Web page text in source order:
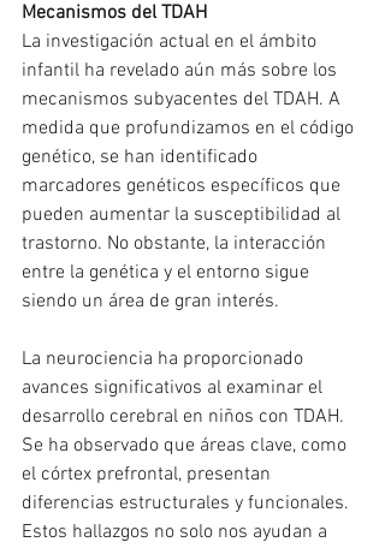
Mecanismos del TDAH
La investigación actual en el ámbito
infantil ha revelado aún más sobre los
mecanismos subyacentes del TDAH. A
medida que profundizamos en el código
genético, se han identificado
marcadores genéticos específicos que
pueden aumentar la susceptibilidad al
trastorno. No obstante, la interacción
entre la genética y el entorno sigue
siendo un área de gran interés.
La neurociencia ha proporcionado
avances significativos al examinar el
desarrollo cerebral en niños con TDAH.
Se ha observado que áreas clave, como
el córtex prefrontal, presentan
diferencias estructurales y funcionales.
Estos hallazgos no solo nos ayudan a